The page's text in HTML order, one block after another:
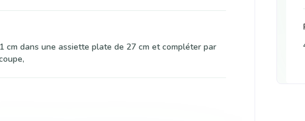
cm dans une assiette plate de 27 cm et compléter par